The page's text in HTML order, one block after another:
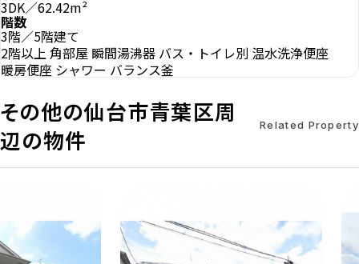
3DK／62.42m²
階数
3階／5階建て
2階以上 角部屋 瞬間湯沸器 バス・トイレ別 温水洗浄便座
暖房便座 シャワー バランス釜
その他の仙台市青葉区周
辺の物件
Related Property